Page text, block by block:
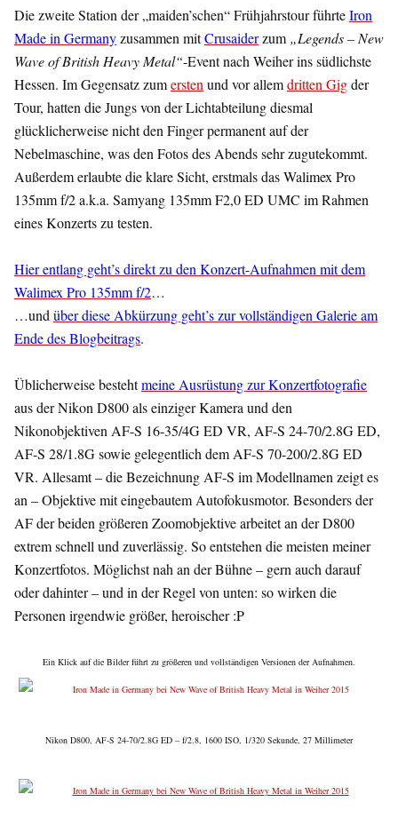
Die zweite Station der „maiden’schen“ Frühjahrstour führteIron
Made in Germanyzusammen mitCrusaiderzum „Legends – New
Wave of British Heavy Metal“-Event nach Weiher ins südlichste
Hessen. Im Gegensatz zumersten und vor allemdritten Gigder
Tour, hatten die Jungs von der Lichtabteilung diesmal
glücklicherweise nicht den Finger permanent auf der
Nebelmaschine, was den Fotos des Abends sehr zugutekommt.
Außerdem erlaubte die klare Sicht, erstmals das Walimex Pro
135mm f/2 a.k.a. Samyang 135mm F2,0 ED UMC im Rahmen
eines Konzerts zu testen.
Hier entlang geht’s direkt zu den Konzert-Aufnahmen mit dem
Walimex Pro 135mm f/2…
…und über diese Abkürzung geht’s zur vollständigen Galerie am
Ende des Blogbeitrags.
Üblicherweise bestehtmeine Ausrüstung zur Konzertfotografie
aus der Nikon D800 als einziger Kamera und den
Nikonobjektiven AF-S 16-35/4G ED VR, AF-S 24-70/2.8G ED,
AF-S 28/1.8G sowie gelegentlich dem AF-S 70-200/2.8G ED
VR. Allesamt – die Bezeichnung AF-S im Modellnamen zeigt es
an – Objektive mit eingebautem Autofokusmotor. Besonders der
AF der beiden größeren Zoomobjektive arbeitet an der D800
extrem schnell und zuverlässig. So entstehen die meisten meiner
Konzertfotos. Möglichst nah an der Bühne – gern auch darauf
oder dahinter – und in der Regel von unten: so wirken die
Personen irgendwie größer, heroischer :P
Ein Klick auf die Bilder führt zu größeren und vollständigen Versionen der Aufnahmen.
Nikon D800, AF-S 24-70/2.8G ED – f/2.8, 1600 ISO, 1/320 Sekunde, 27 Millimeter